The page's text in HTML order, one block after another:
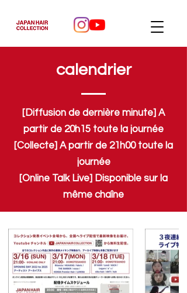
calendrier
[Diffusion de dernière minute] A
partir de 20h15 toute la journée
[Collecte] A partir de 21h00 toute la
journée
[Online Talk Live] Disponible sur la
même chaîne